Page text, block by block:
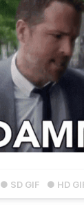
● SD GIF ● HD